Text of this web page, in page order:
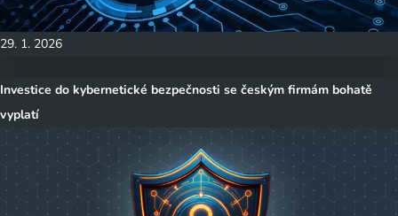
Soulad s GDPR
Infrastruktura plně odpovídá požadavkům GDPR
29. 1. 2026
Investice do kybernetické bezpečnosti se českým firmám bohatě
vyplatí